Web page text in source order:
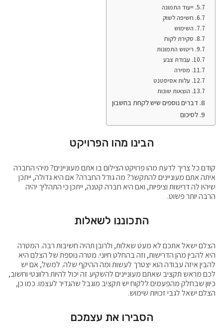
ייעוד התמונה
חשיפה לשוק
השימוש
סקירת לקוח
ריטוש התמונות
עבודת צבע
מסירה
עלות אסיסטנט
הוצאות שונות
דברים נוספים שיש לקחת בחשבון
לסיכום
הבינו מהו הפרויקט
קודם כל צריך לדעת מהו פרויקט הצילום בו אתם מעוניינים? מיהי החברה
איתה אתם מעוניינים להתקשר? מה גודל החברה? אם היא גדולה, ייתכן
שיהיו לה דרישות וציפיות, ואם היא חברה קטנה, ייתכן כי התהליך יהיה
הרבה יותר פשוט.
התכוננו לשאלות
הצלם ישאל אתכם לא מעט שאלות, ולרובן תהיה חשיבות רבה. המטרה
היא להבין מהן הדרישות, וזה בהחלט חיוני. מטרה נוספת של הצלם היא
להבין איזה עבודה הוא יצטרך לעשות ומה ההיקף שלה. למשל, אם יש
לכם מראש תקציב שאתם מעוניינים להשקיע זה יכול להיות רלוונטי וחשוב,
כיוון שבחלק מהפעמים ללקוח יש תקציב מוגבל שהגדיר לעצמו. כמו כן,
הצלם ישאל לגבי זכויות שימוש.
הסבירו את עצמכם